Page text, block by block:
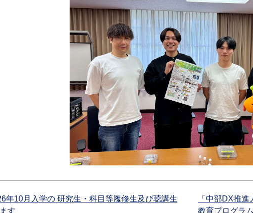
年10月入学の 研究生・科目等履修生及び聴講生
す
「中部DX推
教育プログラ